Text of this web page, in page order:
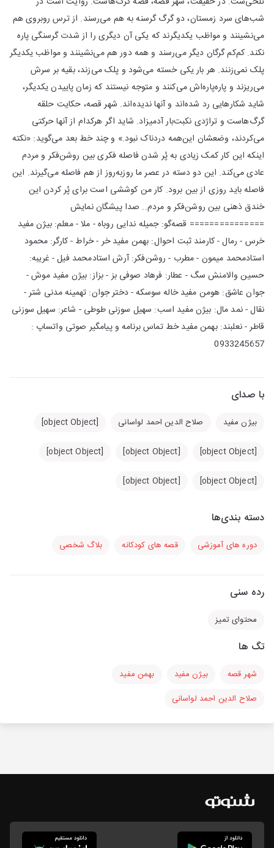
شب‌های سرد زمستان، دو گرگ گرسنه به هم می‌رسند. از ترس روبروی هم
می‌نشینند و مواظب یکدیگرند که یکی آن دیگری را از شدت گرسنگی پاره
نکند. کم‌کم گرگان دیگر می‌رسند و همه دور هم می‌نشینند و مواظب یکدیگر
پلک نمی‌زنند. هر بار یکی خسته می‌شود و پلک می‌زند، بقیه بر سرش
می‌ریزند و پاره‌پاره‌اش می‌کنند و متوجه نیستند که زمان پاییدن یکدیگر،
شاید شکارهایی رد شده‌اند و آنها ندیده‌اند. شهر قصه، حکایت حلقه
گرگ‌هاست و تراژدی نکبت‌بار آدمیزاد. شاید اگر هرکدام از آنها حرکتی
می‌کردند، وضعشان این‌همه دردناک نبود.» و چند خط بعد می‌گوید: «نکته
اینکه این کار کمک زیادی به پُر شدن فاصله فکری بین روشن‌فکر و مردم
عادی می‌کند. این دو دسته در عصر ما روزبه‌روز از هم فاصله می‌گیرند. این
فاصله باید روزی از بین برود. کار من کوششی است برای پُر کردن این
خندق ذهنی بین روشن‌فکر و مردم.. صدا پیشگان نمایش
=============== قصه‌گو: جمیله ندایی روباه - ملا - معلم: بیژن مفید
خرس - رمال - کارمند ثبت احوال: بهمن مفید خر - خراط - کارگر: محمود
استادمحمد میمون - مطرب - روشن‌فکر: آرش استادمحمد فیل - غریبه:
حسین والامنش سگ - عطار: فرهاد صوفی بز - بزاز: بیژن مفید موش -
جوان عاشق: هومن مفید خاله سوسکه - دختر جوان: تهمینه مدنی شتر -
نقال - نمد مال: بیژن مفید اسب: سهیل سوزنی طوطی - شاعر: سهیل سوزنی
قاطر - نعلبند: بهمن مفید خط تماس برنامه و پیامگیر صوتی واتساپ :
0933245657
با صدای
بیژن مفید صلاح الدین احمد لواسانی [object Object]
[object Object]
[object Object]
[object Object]
[object Object]
[object Object]
دسته بندی‌ها
دوره های آموزشی قصه های کودکانه بلاگ شخصی
رده سنی
محتوای تمیز
تگ ها
شهر قصه بیژن مفید
بهمن مفید
صلاح الدین احمد لواسانی